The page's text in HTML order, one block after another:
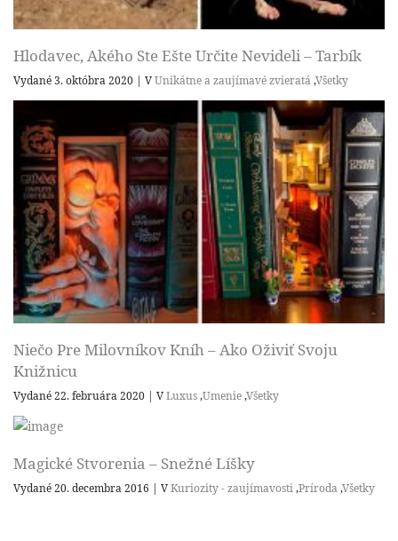
Hlodavec, Akého Ste Ešte Určite Nevideli – Tarbík
Vydané 3. októbra 2020 | VUnikátne a zaujímavé zvieratá ,Všetky
Niečo Pre Milovníkov Kníh – Ako Oživiť Svoju
Knižnicu
Vydané 22. februára 2020 | VLuxus,Umenie,Všetky
Magické Stvorenia – Snežné Líšky
Vydané 20. decembra 2016 | VKuriozity - zaujímavosti,Príroda ,Všetky